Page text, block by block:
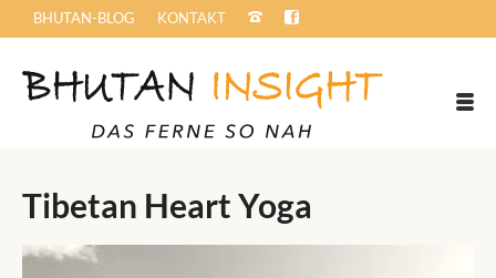
BHUTAN-BLOG KONTAKT
Tibetan Heart Yoga